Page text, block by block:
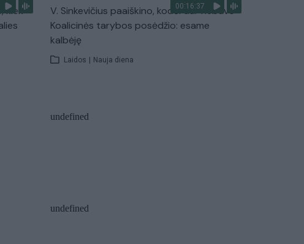
kiek
00:16:37
V. Sinkevičius paaiškino, kodėl dar nebuvo
Koalicinės tarybos posėdžio: esame
kalbėję
Laidos | Nauja diena